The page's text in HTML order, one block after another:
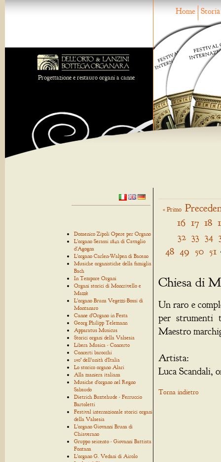
Home Storia
Progettazione e restauro organi a canne
Domenico Zipoli Opere per Organo
L'organo Serassi 1842 di Cavaglio
d'Agogna
L'organo Carlen-Walpen di Baceno
Musiche organistiche della famiglia
Bach
In Tempore Organi
Organi storici di Moncrivello e
Mazzè
L'organo Bruna Vegezzi-Bossi di
Montanaro
Canne d'Organo in Festa
Georg Philipp Telemann
Apparatus Musicus
Storici organi della Valsesia
Libera Musica - Concerto
Concerti barocchi
150° dell'unità d'Italia
Lo storico organo Alari
Alla maniera italiana
Musiche d'organo nel Regno
Sabaudo
Dietrich Buxtehude - Ferruccio
Bartoletti
Festival internazionale storici organi
della Valsesia
L'organo Giovanni Bruna di
Chiaverano
Gruppo seicento - Giovanni Battista
Fontana
L'organo G. Vedani di Airolo
« Primo
16 17 18
32 33 34
48 49 50 51
Chiesa di
Un raro e
per strumenti
Maestro
Artista:
Luca Scandali,
Torna indietro